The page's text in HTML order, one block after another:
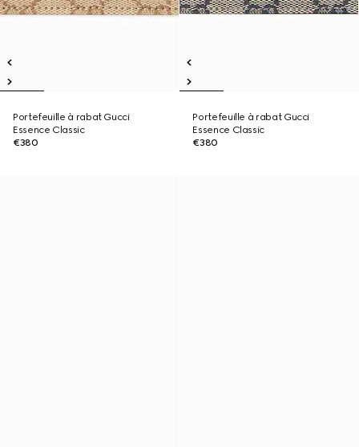
Portefeuille à rabat Gucci
Essence Classic
€380
Portefeuille à rabat Gucci
Essence Classic
€380